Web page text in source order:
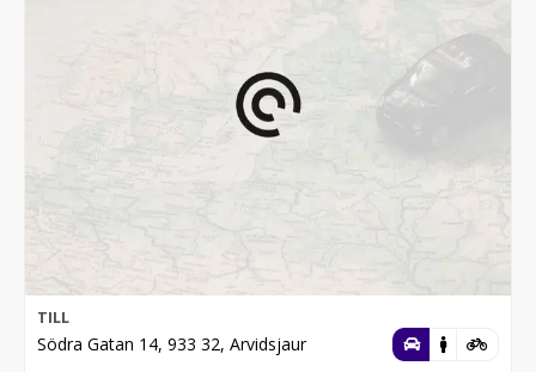
TILL
Södra Gatan 14, 933 32, Arvidsjaur